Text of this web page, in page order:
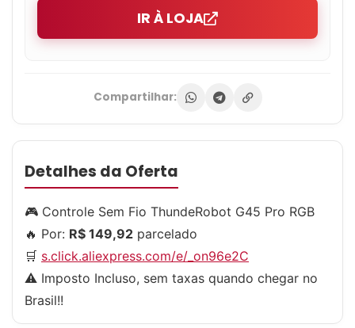
IR À LOJA
Compartilhar:
Detalhes da Oferta
🎮 Controle Sem Fio ThundeRobot G45 Pro RGB
🔥 Por: R$ 149,92 parcelado
🛒 s.click.aliexpress.com/e/_on96e2C
⚠️ Imposto Incluso, sem taxas quando chegar no
Brasil!!